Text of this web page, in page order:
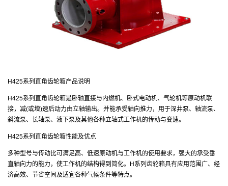
H425系列直角齿轮箱产品说明
H425系列直角齿轮箱是卧轴直接与内燃机、卧式电动机、气轮机等原动机联
接，减(或增)速后动力由立轴输出。并能承受轴向推力，用于深井泵、轴流泵、
斜流泵、长轴泵、液下泵及其他各种立轴式工作机的传动与变速。
H425系列直角齿轮箱性能及优点
多种型号与传动比可满足高、低速原动机与工作机的使用要求，强大的承受垂
直轴向力的能力，使工作机的结构得到简化。H系列齿轮箱具有应用范围广、经
济高效、节省空间及适宜各种气候条件等特点。